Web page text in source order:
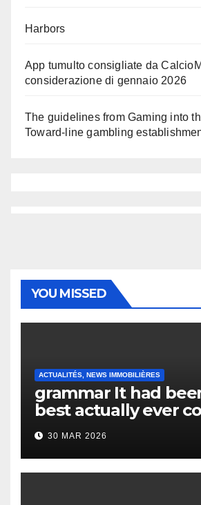
Harbors
App tumulto consigliate da
considerazione di gennaio 2026
The guidelines from Gaming into
Toward-line gambling
YOU MISSED
ACTUALITÉS, NEWS IMMOBILIÈRES
grammar It had
best actually ever
to it’s the top
English Vocabulary
Heap Change
30 MAR 2026